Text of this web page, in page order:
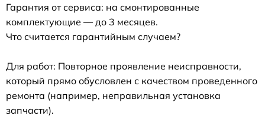
Гарантия от сервиса: на смонтированные
комплектующие — до 3 месяцев.
Что считается гарантийным случаем?
Для работ: Повторное проявление неисправности,
который прямо обусловлен с качеством проведенного
ремонта (например, неправильная установка
запчасти).